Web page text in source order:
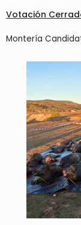
Votación
Montería